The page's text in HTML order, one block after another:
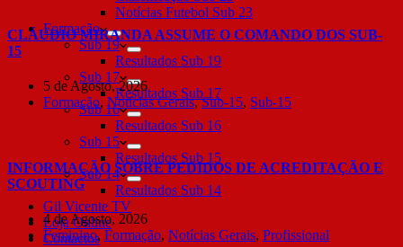
Notícias Futebol Sub 23
Formação
Sub 19
Resultados Sub 19
Sub 17
Resultados Sub 17
Sub 16
Resultados Sub 16
Sub 15
Resultados Sub 15
Sub 14
Resultados Sub 14
Gil Vicente TV
Loja Online
Contactos
CLÁUDIO MIRANDA ASSUME O COMANDO DOS SUB-
15
5 de Agosto, 2026
Formação,Notícias Gerais,Sub-15, Sub-15
INFORMAÇÃO SOBRE PEDIDOS DE ACREDITAÇÃO E
SCOUTING
4 de Agosto, 2026
Feminino, Formação, Notícias Gerais, Profissional